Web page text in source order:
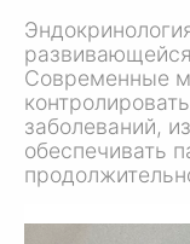
Современные
заболеваний,
обеспечивать